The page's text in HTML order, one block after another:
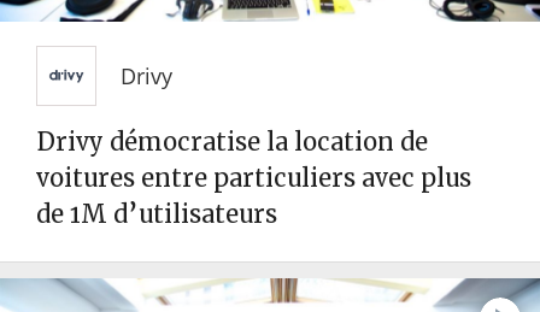
Drivy
Drivy démocratise la location de
voitures entre particuliers avec plus
de 1M d’utilisateurs